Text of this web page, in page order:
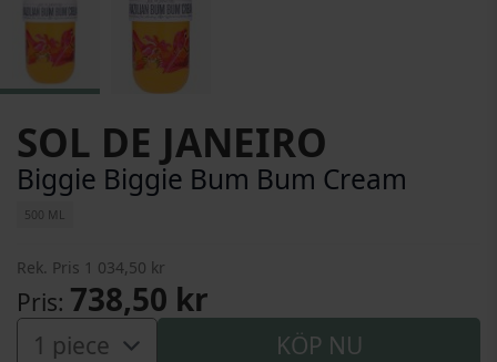
SOL DE JANEIRO
Biggie Biggie Bum Bum Cream
500 ML
Rek. Pris 1 034,50 kr
Pris 738,50 kr
KÖP NU